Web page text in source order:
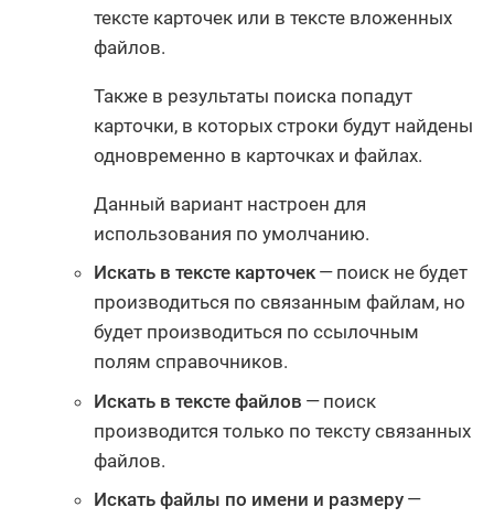
тексте карточек или в тексте вложенных
файлов.
Также в результаты поиска попадут
карточки, в которых строки будут найдены
одновременно в карточках и файлах.
Данный вариант настроен для
использования по умолчанию.
Искать в тексте карточек — поиск не будет
производиться по связанным файлам, но
будет производиться по ссылочным
полям справочников.
Искать в тексте файлов — поиск
производится только по тексту связанных
файлов.
Искать файлы по имени и размеру —